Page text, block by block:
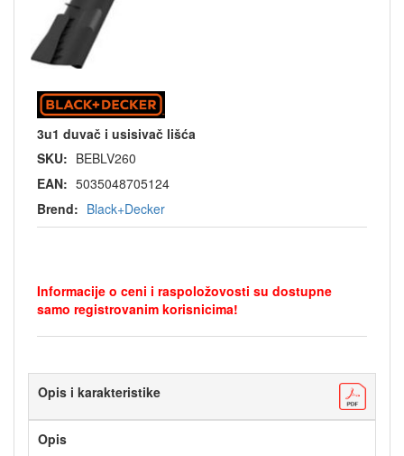
3u1 duvač i usisivač lišća
SKU: BEBLV260
EAN: 5035048705124
Brend: Black+Decker
Informacije o ceni i raspoložovosti su dostupne
samo registrovanim korisnicima!
Opis i karakteristike
Opis